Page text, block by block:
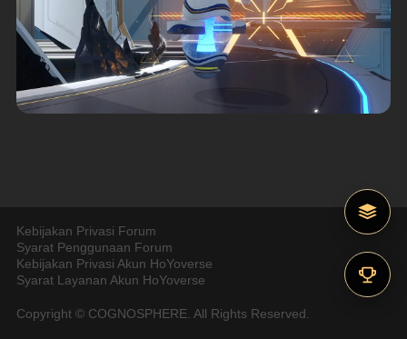
Kebijakan Privasi Forum
Syarat Penggunaan Forum
Kebijakan Privasi Akun HoYoverse
Syarat Layanan Akun HoYoverse
Copyright © COGNOSPHERE. All Rights Reserved.